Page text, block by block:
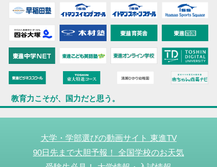
教育力こそが、国力だと思う。
大学・学部選びの動画サイト 東進TV
90日先まで大胆予報！ 全国学校のお天気